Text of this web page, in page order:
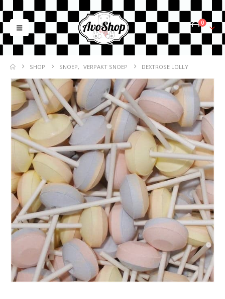
0
SHOP SNOEP, VERPAKT SNOEP DEXTROSE LOLLY